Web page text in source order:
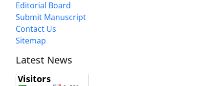
Editorial Board
Submit Manuscript
Contact Us
Sitemap
Latest News